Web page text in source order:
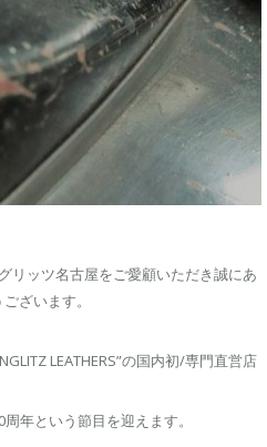
リッツ名古屋をご愛顧いただき誠にあ
ざいます。
LEATHERS”の国内初/専門直営店
年という節目を迎えます。